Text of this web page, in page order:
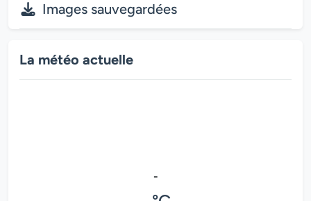
Images sauvegardées
La météo actuelle
-